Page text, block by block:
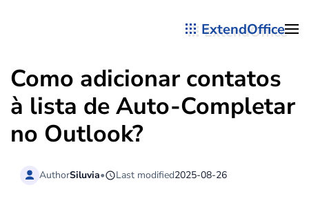
ExtendOffice
Como adicionar contatos
à lista de Auto-Completar
no Outlook?
AuthorSiluvia• Last modified2025-08-26